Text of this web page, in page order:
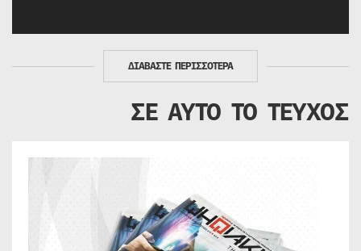
ΔΙΑΒΑΣΤΕ ΠΕΡΙΣΣΟΤΕΡΑ
ΣΕ ΑΥΤΟ ΤΟ ΤΕΥΧΟΣ